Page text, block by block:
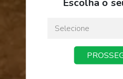
ou3xdeR$
Preço a vista: